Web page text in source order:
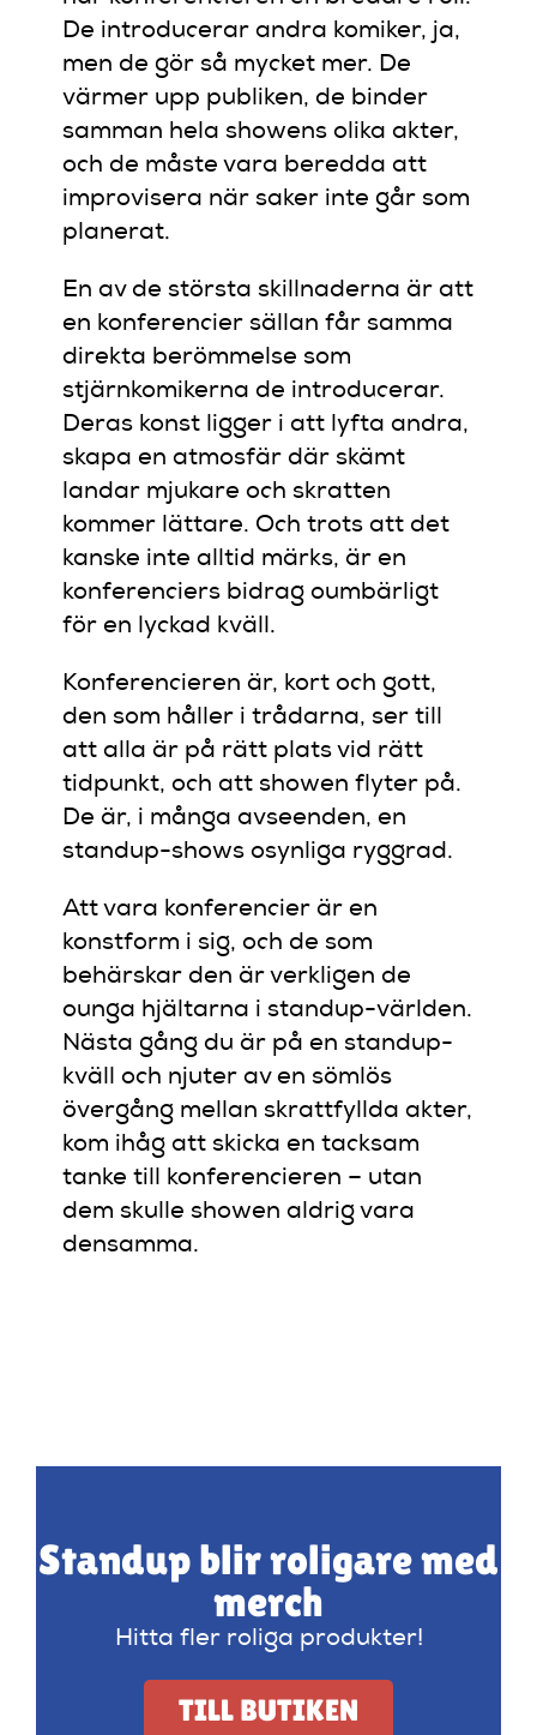
De introducerar andra komiker, ja,
men de gör så mycket mer. De
värmer upp publiken, de binder
samman hela showens olika akter,
och de måste vara beredda att
improvisera när saker inte går som
planerat.
En av de största skillnaderna är att
en konferencier sällan får samma
direkta berömmelse som
stjärnkomikerna de introducerar.
Deras konst ligger i att lyfta andra,
skapa en atmosfär där skämt
landar mjukare och skratten
kommer lättare. Och trots att det
kanske inte alltid märks, är en
konferenciers bidrag oumbärligt
för en lyckad kväll.
Konferencieren är, kort och gott,
den som håller i trådarna, ser till
att alla är på rätt plats vid rätt
tidpunkt, och att showen flyter på.
De är, i många avseenden, en
standup-shows osynliga ryggrad.
Att vara konferencier är en
konstform i sig, och de som
behärskar den är verkligen de
ounga hjältarna i standup-världen.
Nästa gång du är på en standup-
kväll och njuter av en sömlös
övergång mellan skrattfyllda akter,
kom ihåg att skicka en tacksam
tanke till konferencieren – utan
dem skulle showen aldrig vara
densamma.
Standup blir roligare med
merch
Hitta fler roliga produkter!
TILL BUTIKEN